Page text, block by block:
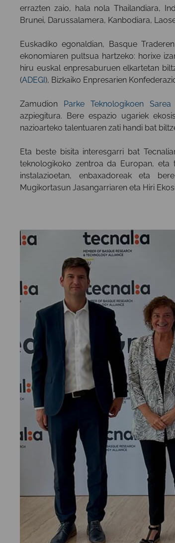
errazten zaio, hala nola Thailandiara,
Brunei, Darussalamera, Kanbodiara,
Euskadiko egonaldian, Basque
ekonomiaren pultsua hartzeko: horixe
hiru euskal enpresaburuen elkartetan
(ADEGI ), Bizkaiko Enpresarien
Zamudion Parke Teknologikoen Sarea
azpiegitura. Bere espazio ugariek
nazioarteko talentuaren zati handi bat
Eta beste bisita interesgarri bat
teknologikoko zentroa da Europan, eta
instalazioetan, enbaxadoreak eta
Mugikortasun Jasangarriaren eta Hiri